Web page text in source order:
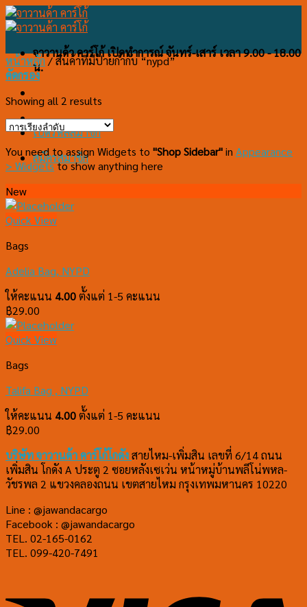
Skip
to
จาวานด้า คาร์โก้ เปิดทำการณ์ จันทร์-เสาร์ เวลา 9.00 - 18.00
น.
เปิดรหัสสมาชิก
สมัครสมาชิก
หน้าหลัก /สินค้าที่มีป้ายกำกับ “nypd”
คัดกรอง
Showing all 2 results
You need to assign Widgets to "Shop Sidebar"in Appearance
> Widgetsto show anything here
New
Quick View
Bags
Adelia Bag, NYPD
ให้คะแนน 4.00ตั้งแต่ 1-5 คะแนน
฿29.00
Quick View
Bags
Talifa Bag , NYPD
ให้คะแนน 4.00ตั้งแต่ 1-5 คะแนน
฿29.00
บริษัท จาวานด้า คาร์โก้โกดังสายไหม-เพิ่มสิน เลขที่ 6/14 ถนน
เพิ่มสิน โกดัง A ประตู 2 ซอยหลังเซเว่น หน้าหมู่บ้านพลีโน่พหล-
วัชรพล 2 แขวงคลองถนน เขตสายไหม กรุงเทพมหานคร 10220
Line : @jawandacargo
Facebook : @jawandacargo
TEL. 02-165-0162
TEL. 099-420-7491